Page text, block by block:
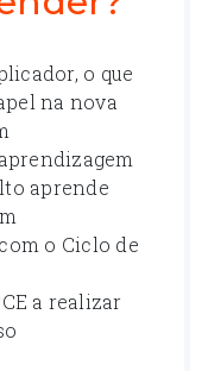
o que
na nova
aprende
o Ciclo de
a realizar